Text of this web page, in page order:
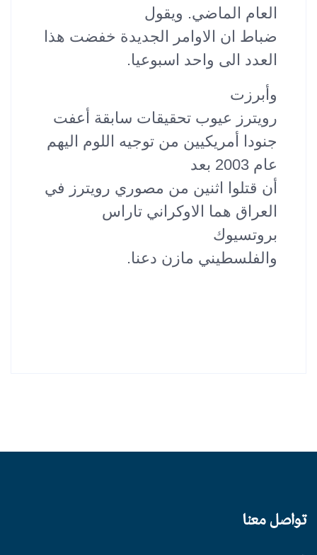
العام الماضي. ويقول
ضباط ان الاوامر الجديدة خفضت هذا
العدد الى واحد اسبوعيا.
وأبرزت
رويترز عيوب تحقيقات سابقة أعفت
جنودا أمريكيين من توجيه اللوم اليهم
عام 2003 بعد
أن قتلوا اثنين من مصوري رويترز في
العراق هما الاوكراني تاراس
بروتسيوك
والفلسطيني مازن دعنا.
تواصل معنا